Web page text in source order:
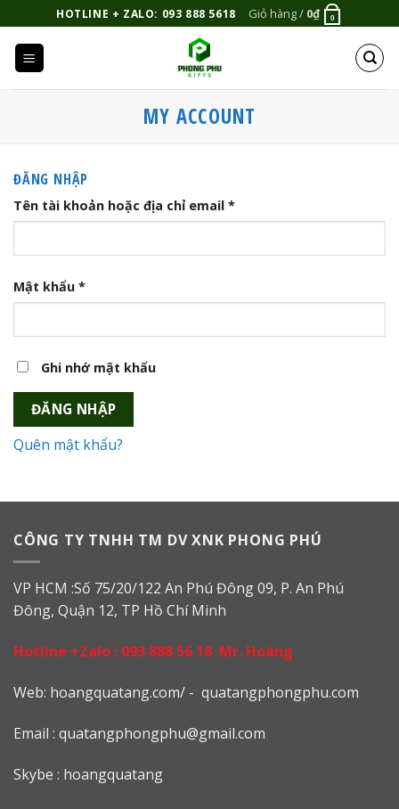
qua
dung
HOTLINE + ZALO: 093 888 5618 Giỏ hàng / 0₫ 0
MY ACCOUNT
ĐĂNG NHẬP
Tên tài khoản hoặc địa chỉ email *
Mật khẩu *
Ghi nhớ mật khẩu
ĐĂNG NHẬP
Quên mật khẩu?
CÔNG TY TNHH TM DV XNK PHONG PHÚ
VP HCM :Số 75/20/122 An Phú Đông 09, P. An Phú
Đông, Quận 12, TP Hồ Chí Minh
Hotline +Zalo : 093 888 56 18 Mr. Hoàng
Web: hoangquatang.com/ - quatangphongphu.com
Email : quatangphongphu@gmail.com
Skybe : hoangquatang